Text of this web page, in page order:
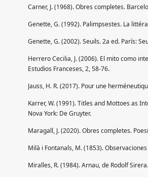
Carner, J. (1968). Obres completes.
Genette, G. (1992). Palimpsestes. La
Genette, G. (2002). Seuils. 2a ed. París:
Herrero Cecilia, J. (2006). El mito como
Estudios Franceses, 2, 58-76.
Jauss, H. R. (2017). Pour une
Karrer, W. (1991). Titles and Mottoes as
Nova York: De Gruyter.
Maragall, J. (2020). Obres completes.
Milà i Fontanals, M. (1853).
Miralles, R. (1984). Arnau, de Rodolf